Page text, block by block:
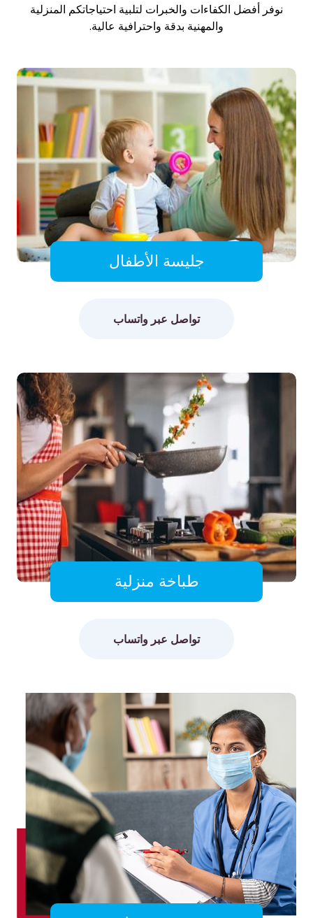
نوفر أفضل الكفاءات والخبرات لتلبية احتياجاتكم المنزلية
والمهنية بدقة واحترافية عالية.
جليسة الأطفال
تواصل عبر واتساب
طباخة منزلية
تواصل عبر واتساب